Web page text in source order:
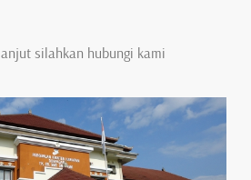
silahkan hubungi kami